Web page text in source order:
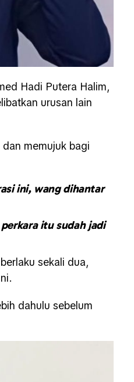
Hadi Putera Halim,
urusan lain
memujuk bagi
ini, wang dihantar
perkara itu sudah jadi
sekali dua,
dahulu sebelum